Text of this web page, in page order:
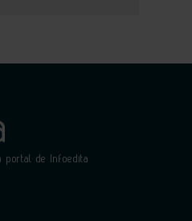
portal de Infoedita